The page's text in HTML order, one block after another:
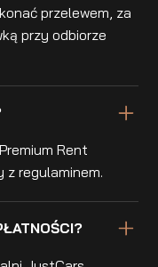
przelewem, za
przy odbiorze
Rent
z regulaminem.